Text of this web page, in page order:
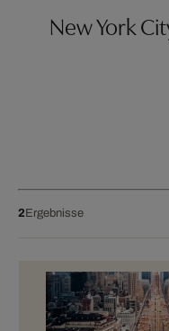
New York
2 Ergebnisse